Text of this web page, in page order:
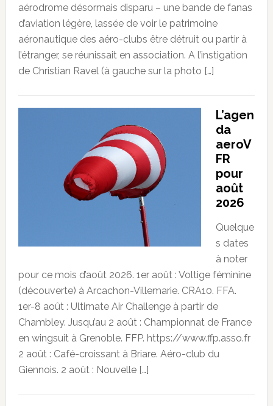
aérodrome désormais disparu – une bande de fanas
d’aviation légère, lassée de voir le patrimoine
aéronautique des aéro-clubs être détruit ou partir à
l’étranger, se réunissait en association. A l’instigation
de Christian Ravel (à gauche sur la photo […]
L’agen
da
aeroV
FR
pour
août
2026
Quelque
s dates
à noter
pour ce mois d’août 2026. 1er août : Voltige féminine
(découverte) à Arcachon-Villemarie. CRA10. FFA.
1er-8 août : Ultimate Air Challenge à partir de
Chambley. Jusqu’au 2 août : Championnat de France
en wingsuit à Grenoble. FFP. https://www.ffp.asso.fr
2 août : Café-croissant à Briare. Aéro-club du
Giennois. 2 août : Nouvelle […]